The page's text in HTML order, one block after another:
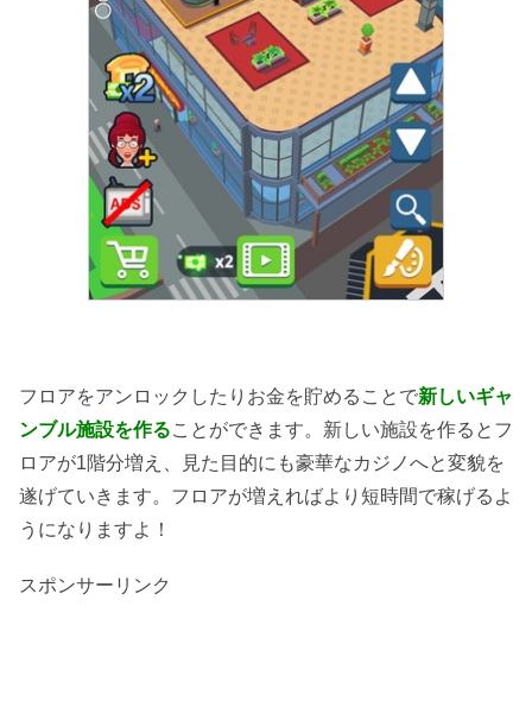
フロアをアンロックしたりお金を貯めることで新しいギャ
ンブル施設を作ることができます。新しい施設を作るとフ
ロアが1階分増え、見た目的にも豪華なカジノへと変貌を
遂げていきます。フロアが増えればより短時間で稼げるよ
うになりますよ！
スポンサーリンク